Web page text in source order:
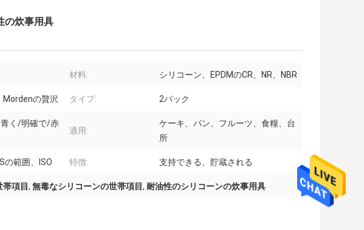
の炊事用具
材料: シリコーン、EPDMのCR、NR、NBR
Mordenの贅沢 タイプ: 2パック
く/明確で/赤
適用:
ケーキ、パン、フルーツ、食糧、台
所
の範囲、ISO 特徴: 支持できる、貯蔵される
項目, 無毒なシリコーンの世帯項目, 耐油性のシリコーンの炊事用具